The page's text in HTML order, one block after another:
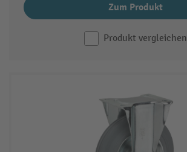
Zum Produkt
Produkt vergleichen